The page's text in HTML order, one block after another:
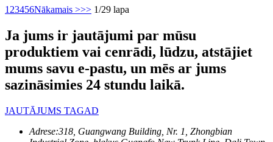
1 23456Nākamais >>> 1/29 lapa
Ja jums ir jautājumi par mūsu
produktiem vai cenrādi, lūdzu, atstājiet
mums savu e-pastu, un mēs ar jums
sazināsimies 24 stundu laikā.
JAUTĀJUMS TAGAD
Adrese:318, Guangwang Building, Nr. 1, Zhongbian